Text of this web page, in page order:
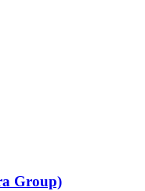
Group)